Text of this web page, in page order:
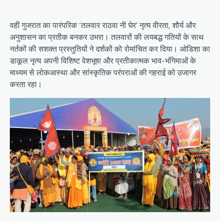
वहीं गुजरात का पारंपरिक ‘तलवार राठवा नी घेर’ नृत्य वीरता, शौर्य और
अनुशासन का प्रतीक बनकर उभरा। तलवारों की लयबद्ध गतियों के साथ
नर्तकों की सशक्त प्रस्तुतियों ने दर्शकों को रोमांचित कर दिया। ओडिशा का
डाकूल नृत्य अपनी विशिष्ट वेशभूषा और प्रतीकात्मक भाव-भंगिमाओं के
माध्यम से लोकआस्था और सांस्कृतिक परंपराओं की गहराई को उजागर
करता रहा।